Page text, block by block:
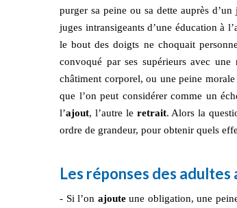
purger sa peine ou sa dette auprès
juges intransigeants d’une éducation à
le bout des doigts ne choquait
convoqué par ses supérieurs avec
châtiment corporel, ou une peine
que l’on peut considérer comme un
l’ajout, l’autre le retrait. Alors la
ordre de grandeur, pour obtenir quels
Les réponses des
- Si l’on ajouteune obligation, une